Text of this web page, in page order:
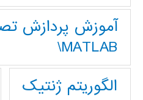
آموزش پردازش
MATLAB\
الگوریتم ژنتیک